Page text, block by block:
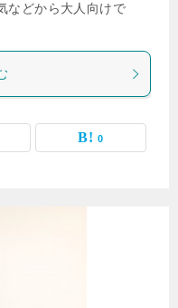
などから大人向けで
0